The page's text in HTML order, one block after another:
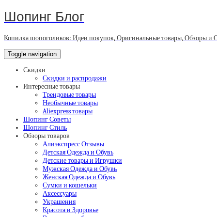
Шопинг Блог
Копилка шопоголиков: Идеи покупок, Оригинальные товары, Обзоры и
Toggle navigation
Скидки
Скидки и распродажи
Интересные товары
Трендовые товары
Необычные товары
Aliexpress товары
Шопинг Советы
Шопинг Стиль
Обзоры товаров
Алиэкспресс Отзывы
Детская Одежда и Обувь
Детские товары и Игрушки
Мужская Одежда и Обувь
Женская Одежда и Обувь
Сумки и кошельки
Аксессуары
Украшения
Красота и Здоровье